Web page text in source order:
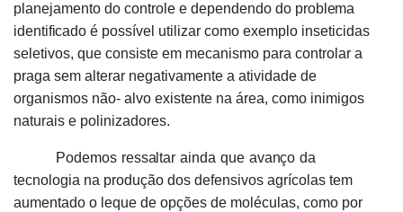
planejamento do controle e dependendo do problema
identificado é possível utilizar como exemplo inseticidas
seletivos, que consiste em mecanismo para controlar a
praga sem alterar negativamente a atividade de
organismos não- alvo existente na área, como inimigos
naturais e polinizadores.
Podemos ressaltar ainda que avanço da
tecnologia na produção dos defensivos agrícolas tem
aumentado o leque de opções de moléculas, como por